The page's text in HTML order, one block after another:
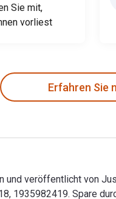
Sie mit,
vorliest
Erfahren Sie
veröffentlicht von
1935982419. Spare